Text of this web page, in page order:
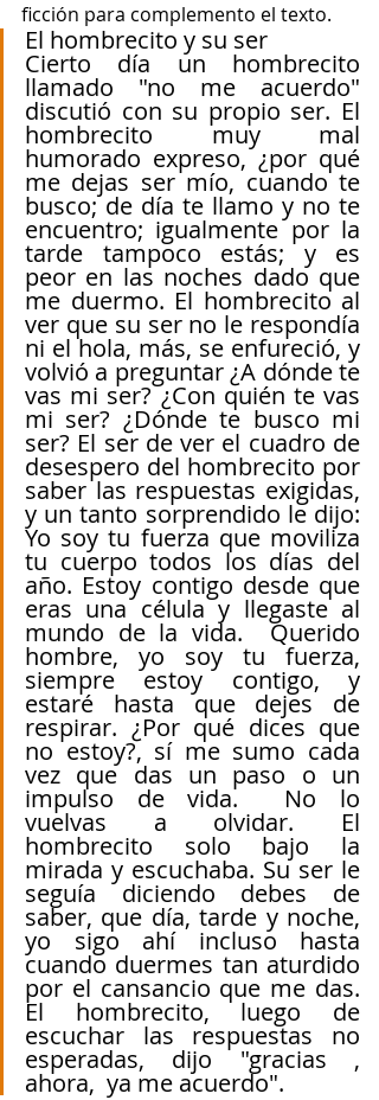
ficción para complemento el texto.
El hombrecito y su ser
Cierto día un hombrecito
llamado "no me acuerdo"
discutió con su propio ser. El
hombrecito muy mal
humorado expreso, ¿por qué
me dejas ser mío, cuando te
busco; de día te llamo y no te
encuentro; igualmente por la
tarde tampoco estás; y es
peor en las noches dado que
me duermo. El hombrecito al
ver que su ser no le respondía
ni el hola, más, se enfureció, y
volvió a preguntar ¿A dónde te
vas mi ser? ¿Con quién te vas
mi ser? ¿Dónde te busco mi
ser? El ser de ver el cuadro de
desespero del hombrecito por
saber las respuestas exigidas,
y un tanto sorprendido le dijo:
Yo soy tu fuerza que moviliza
tu cuerpo todos los días del
año. Estoy contigo desde que
eras una célula y llegaste al
mundo de la vida.  Querido
hombre, yo soy tu fuerza,
siempre estoy contigo, y
estaré hasta que dejes de
respirar. ¿Por qué dices que
no estoy?, sí me sumo cada
vez que das un paso o un
impulso de vida.  No lo
vuelvas a olvidar. El
hombrecito solo bajo la
mirada y escuchaba. Su ser le
seguía diciendo debes de
saber, que día, tarde y noche,
yo sigo ahí incluso hasta
cuando duermes tan aturdido
por el cansancio que me das.
El hombrecito, luego de
escuchar las respuestas no
esperadas, dijo "gracias ,
ahora,  ya me acuerdo".